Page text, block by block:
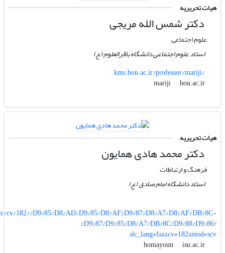
هیات تحریریه
دکتر شمس الله مریجی
علوم اجتماعی
استاد علوم اجتماعی دانشگاه باقرالعلوم (ع)
kms.bou.ac.ir/professor/mariji/
mariji
bou.ac.ir
هیات تحریریه
دکتر محمد هادی همایون
فرهنگ و ارتباطات
استاد دانشگاه امام صادق (ع)
182/%D9%85%D8%AD%D9%85%D8%AF%D9%87%D8%A7%D8%AF%DB%8C-
%D9%87%D9%85%D8%A7%DB%8C%D9%88%D9%86?
slc_lang=fa&&cv=182&mod=scv
homayoun
isu.ac.ir